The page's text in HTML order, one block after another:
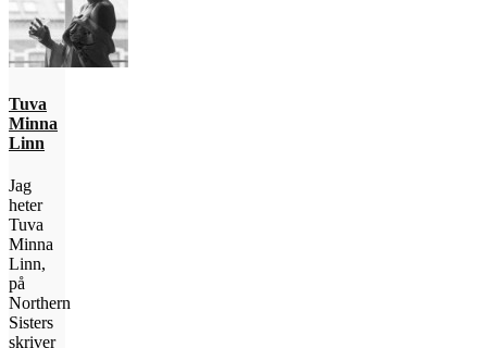
Tuva
Minna
Linn
Jag
heter
Tuva
Minna
Linn,
på
Northern
Sisters
skriver